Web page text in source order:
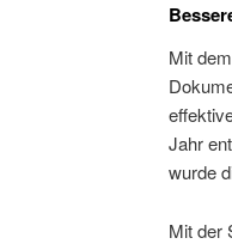
Mit
Jahr
wurde
Mit der